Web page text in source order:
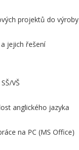
projektů do výroby
jejich řešení
VŠ
anglického jazyka
na PC (MS Office)